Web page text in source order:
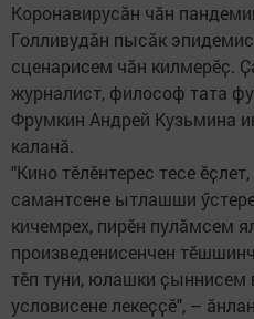
Коронавирусӑн чӑн
Голливудӑн пысӑк
сценарисем чӑн килмерӗҫ.
журналист, философ тата
Фрумкин Андрей Кузьмина
каланӑ.
"Кино тӗлӗнтерес тесе
самантсене ытлашши
кичемрех, пирӗн пулӑмсем
произведенисенчен
тӗп туни, юлашки ҫыннисем
условисене лекеҫҫӗ", –